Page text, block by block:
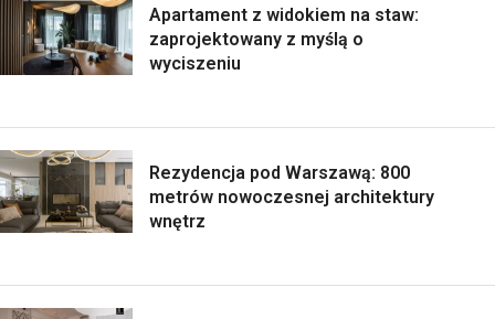
Apartament z widokiem na staw:
zaprojektowany z myślą o
wyciszeniu
Rezydencja pod Warszawą: 800
metrów nowoczesnej architektury
wnętrz